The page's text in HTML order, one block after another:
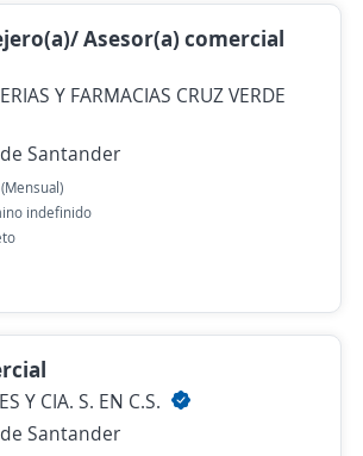
Asesor(a) comercial
Y FARMACIAS CRUZ VERDE
Santander
indefinido
Y CIA. S. EN C.S.
Santander